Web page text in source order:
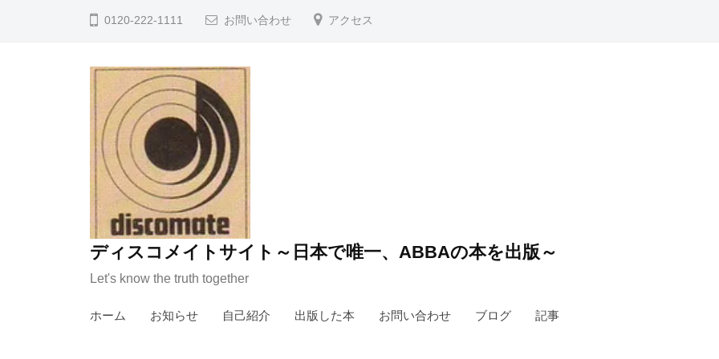
0120-222-1111 お問い合わせ アクセス
ディスコメイトサイト～日本で唯一、ABBAの本を出版～
Let's know the truth together
ホーム お知らせ 自己紹介 出版した本 お問い合わせ ブログ 記事